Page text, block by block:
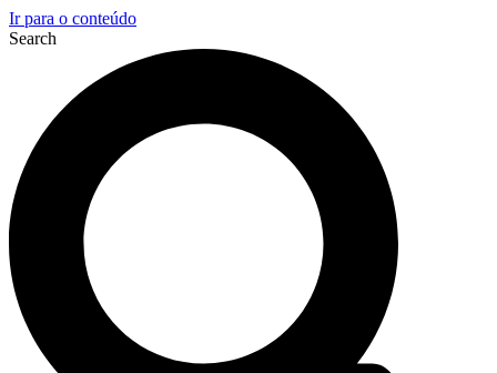
Ir para o conteúdo
Search